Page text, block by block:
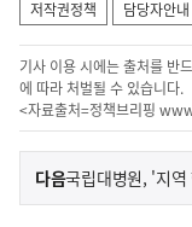
저작권정책 담당자안내
기사 이용 시에는 출처를 반
에 따라 처벌될 수 있습니다.
<자료출처=정책브리핑
이
전
다음기
사
국립대병원, '지